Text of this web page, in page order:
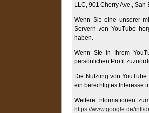
LLC, 901 Cherry Ave., San
Wenn Sie eine unserer
Servern von YouTube
haben.
Wenn Sie in Ihrem
persönlichen Profil
Die Nutzung von
ein berechtigtes Interesse
Weitere Informationen
https://www.google.de/intl/